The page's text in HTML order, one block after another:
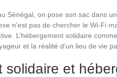
Sénégal, on pose son sac dans
n’est pas de chercher le Wi-Fi
L’hébergement solidaire
et la réalité d’un lieu de vie
solidaire et